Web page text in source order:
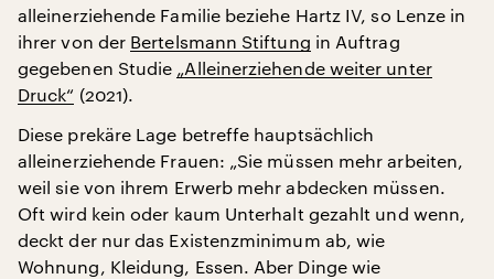
alleinerziehende Familie beziehe Hartz IV, so Lenze in
ihrer von der Bertelsmann Stiftung in Auftrag
gegebenen Studie „Alleinerziehende weiter unter
Druck“ (2021).
Diese prekäre Lage betreffe hauptsächlich
alleinerziehende Frauen: „Sie müssen mehr arbeiten,
weil sie von ihrem Erwerb mehr abdecken müssen.
Oft wird kein oder kaum Unterhalt gezahlt und wenn,
deckt der nur das Existenzminimum ab, wie
Wohnung, Kleidung, Essen. Aber Dinge wie